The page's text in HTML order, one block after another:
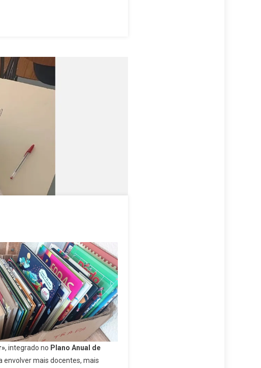
, integrado no Plano Anual de
envolver mais docentes, mais